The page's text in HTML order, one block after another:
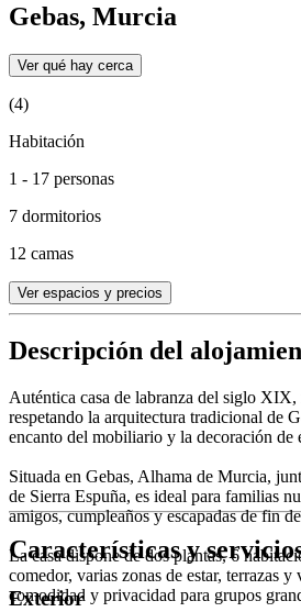
Gebas, Murcia
Ver qué hay cerca
(4)
Habitación
1 - 17 personas
7 dormitorios
12 camas
Ver espacios y precios
Descripción del
Auténtica casa de labranza del siglo XIX,
respetando la arquitectura tradicional de
encanto del mobiliario y la decoración de
Situada en Gebas, Alhama de Murcia,
de Sierra Espuña, es ideal para familias
amigos, cumpleaños y escapadas de fin
La casa dispone de dos plantas, 6
comedor, varias zonas de estar, terrazas
comodidad y privacidad para grupos
Características y
Exterior